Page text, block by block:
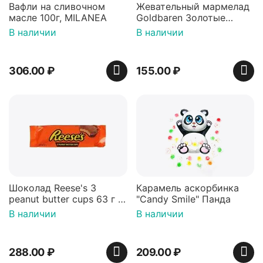
Вафли на сливочном
масле 100г, MILANEA
В наличии
306.00₽
Жевательный мармелад
Goldbaren Золотые
мишки 100г, Германия
В наличии
155.00₽
Шоколад Reese's 3
peanut butter cups 63 г с
арахисовой пастой
В наличии
288.00₽
Карамель аскорбинка
"Candy Smile" Панда
В наличии
209.00₽